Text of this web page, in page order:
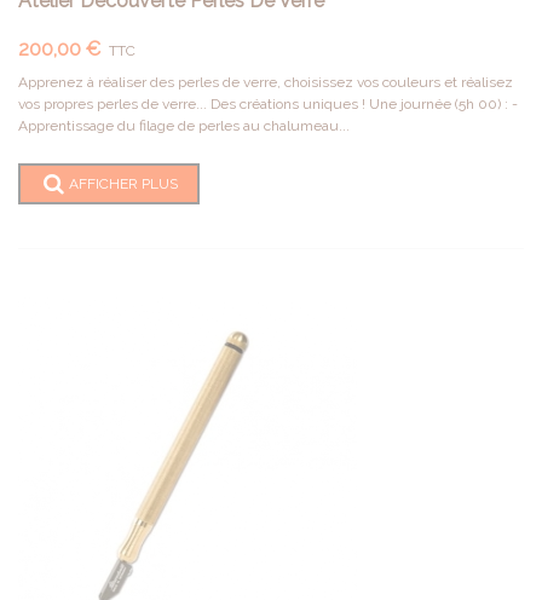
200,00 € TTC
Apprenez à réaliser des perles de verre, choisissez vos couleurs et réalisez
vos propres perles de verre... Des créations uniques ! Une journée (5h 00) : -
Apprentissage du filage de perles au chalumeau...
AFFICHER PLUS